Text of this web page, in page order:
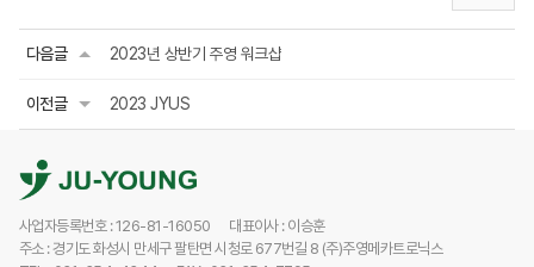
다음글 2023년 상반기 주영 워크샵
이전글 2023 JYUS
사업자등록번호 : 126-81-16050
대표이사 : 이승훈
주소 : 경기도 화성시 만세구 팔탄면 시청로 677번길 8 (주)주영메카트로닉스